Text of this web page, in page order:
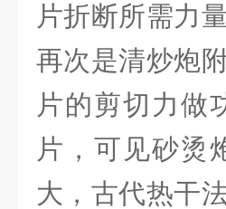
片折断所需力
再次是清炒炮
片的剪切力做
片，可见砂烫
大，古代热干